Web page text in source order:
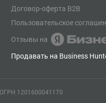
Договор-оферта B2B
Пользовательское
Отзывы на
Продавать на Business
1201600041170